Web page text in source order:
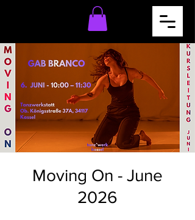
Moving On - June
2026